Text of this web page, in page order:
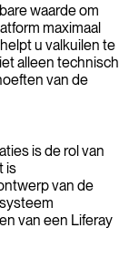
waarde om
maximaal
u valkuilen te
alleen technisch
van de
is de rol van
is
van de
van een Liferay